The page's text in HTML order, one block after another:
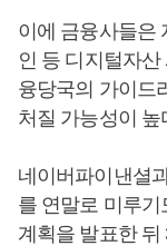
이에 금융사들은
인 등 디지털자
융당국의 가이드
처질 가능성이
네이버파이낸셜
를 연말로 미루
계획을 발표한 뒤